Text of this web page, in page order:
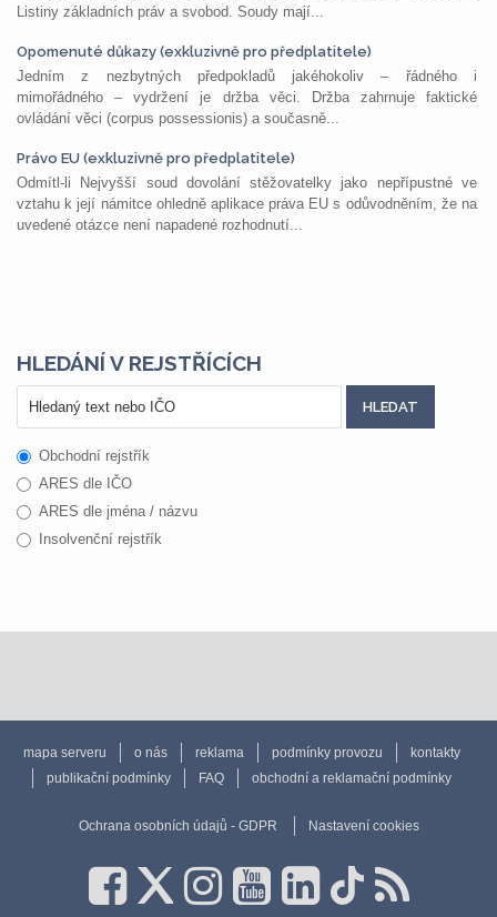
Listiny základních práv a svobod. Soudy mají...
Opomenuté důkazy (exkluzivně pro předplatitele)
Jedním z nezbytných předpokladů jakéhokoliv – řádného i
mimořádného – vydržení je držba věci. Držba zahrnuje faktické
ovládání věci (corpus possessionis) a současně...
Právo EU (exkluzivně pro předplatitele)
Odmítl-li Nejvyšší soud dovolání stěžovatelky jako nepřípustné ve
vztahu k její námitce ohledně aplikace práva EU s odůvodněním, že na
uvedené otázce není napadené rozhodnutí...
HLEDÁNÍ V REJSTŘÍCÍCH
Obchodní rejstřík
ARES dle IČO
ARES dle jména / názvu
Insolvenční rejstřík
mapa serveru o nás reklama podmínky provozu
kontakty
publikační podmínky
FAQ obchodní a reklamační podmínky
Ochrana osobních údajů - GDPR Nastavení cookies